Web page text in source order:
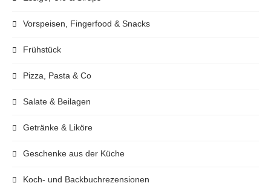
Vorspeisen, Fingerfood & Snacks
Frühstück
Pizza, Pasta & Co
Salate & Beilagen
Getränke & Liköre
Geschenke aus der Küche
Koch- und Backbuchrezensionen